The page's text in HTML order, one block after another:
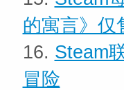
的寓言》仅
16. Steam
冒险